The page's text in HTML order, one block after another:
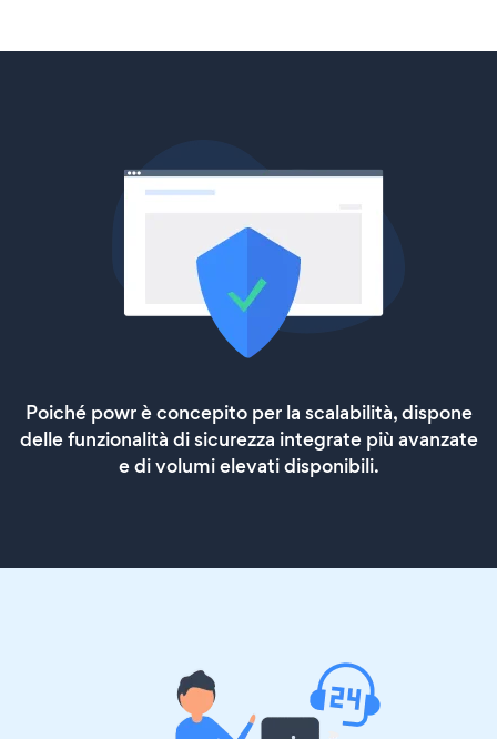
Poiché powr è concepito per la scalabilità, dispone
delle funzionalità di sicurezza integrate più avanzate
e di volumi elevati disponibili.